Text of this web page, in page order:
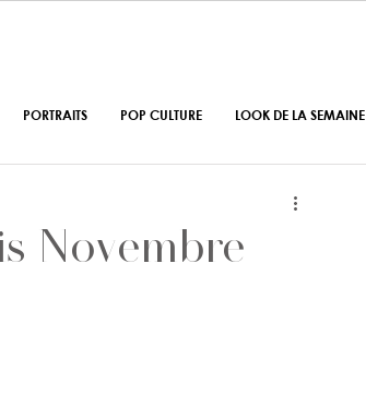
Novembre
PORTRAITS POP CULTURE LOOK DE LA SEMAINE